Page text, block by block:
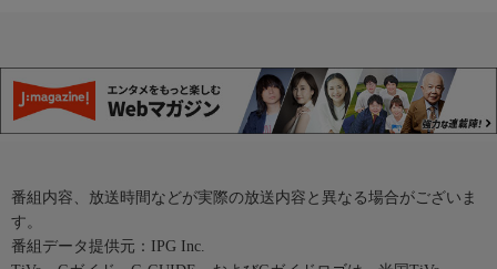
番組内容、放送時間などが実際の放送内容と異なる場合がございま
す。
番組データ提供元：IPG Inc.